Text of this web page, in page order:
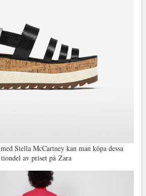
Stella McCartney kan man köpa dessa
av priset på Zara